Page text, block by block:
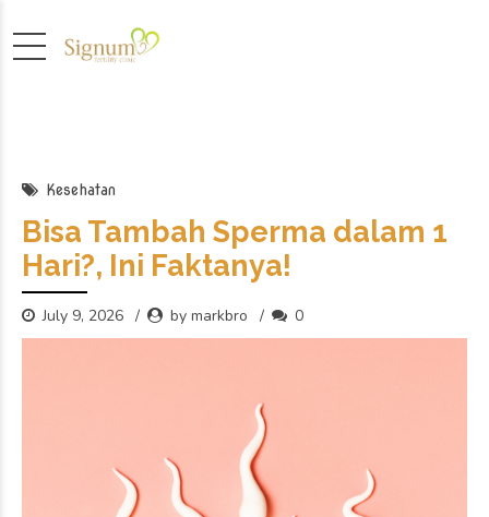
Kesehatan
Bisa Tambah Sperma dalam 1
Hari?, Ini Faktanya!
July 9, 2026 by markbro 0